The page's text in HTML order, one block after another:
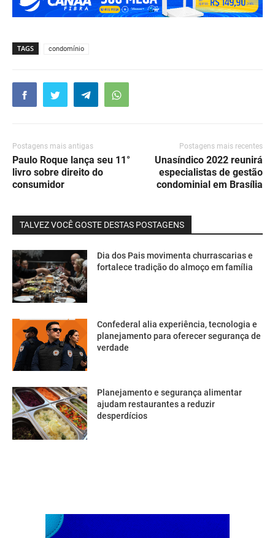
TAGS condomínio
Postagens mais antigas
Paulo Roque lança seu 11°
livro sobre direito do
consumidor
Postagens mais recentes
Unasíndico 2022 reunirá
especialistas de gestão
condominial em Brasília
TALVEZ VOCÊ GOSTE DESTAS POSTAGENS
Dia dos Pais movimenta churrascarias e
fortalece tradição do almoço em família
Confederal alia experiência, tecnologia e
planejamento para oferecer segurança de
verdade
Planejamento e segurança alimentar
ajudam restaurantes a reduzir
desperdícios